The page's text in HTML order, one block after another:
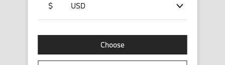
$ USD
Choose